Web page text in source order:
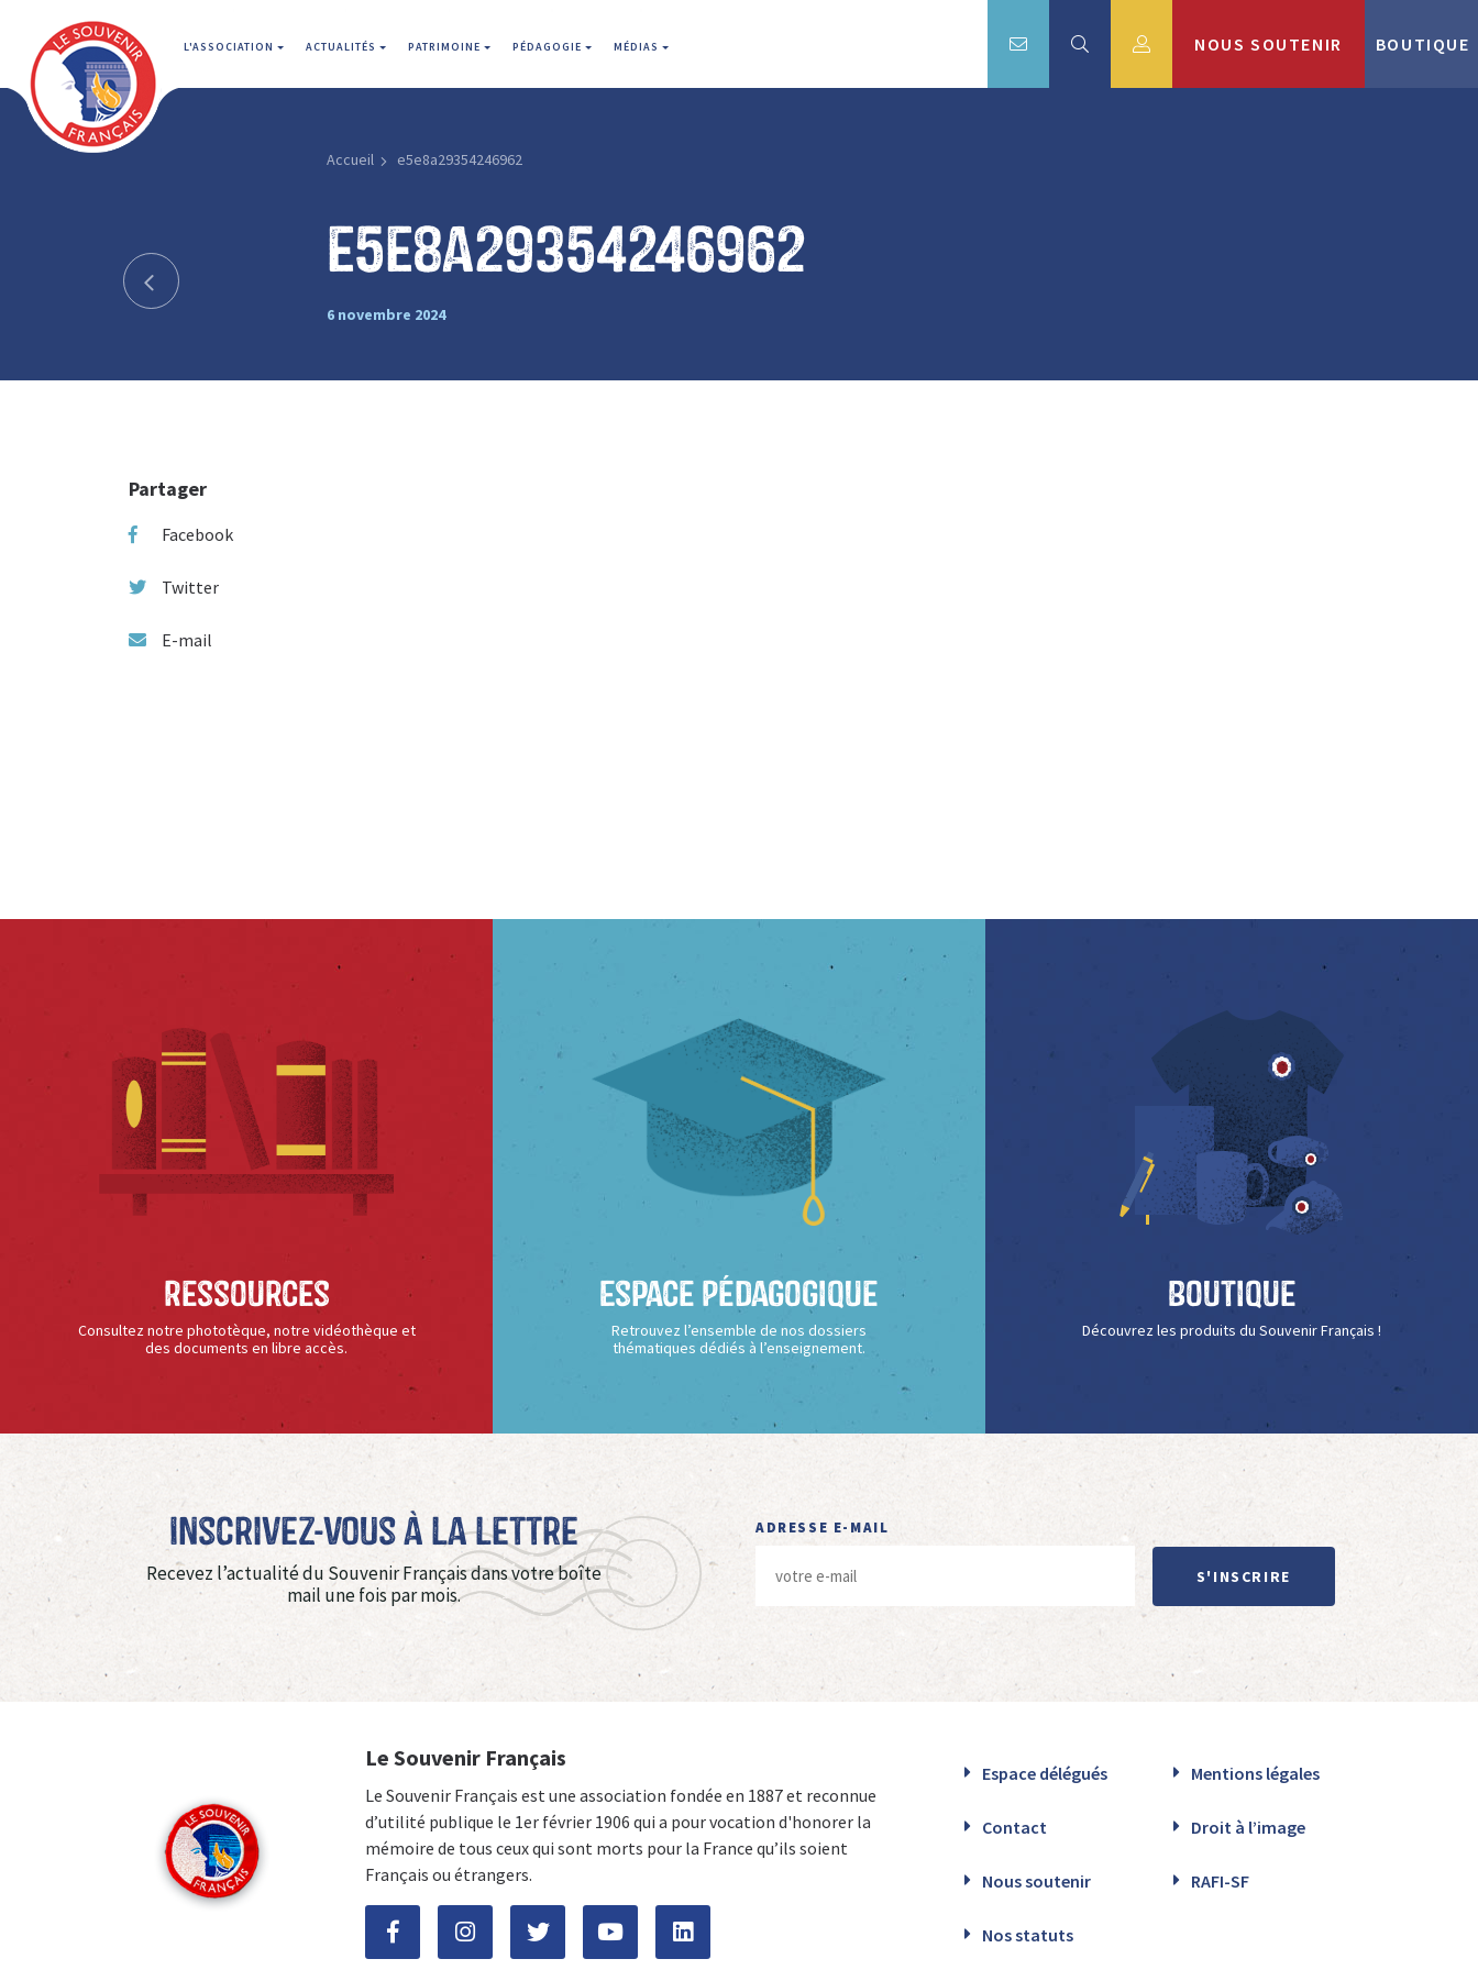
L'ASSOCIATION ACTUALITÉS PATRIMOINE PÉDAGOGIE MÉDIAS NOUS SOUTENIR BOUTIQUE
Accueil e5e8a29354246962
e5e8a29354246962
6 novembre 2024
Partager
Facebook
Twitter
E-mail
Ressources
Consultez notre phototèque, notre vidéothèque et
des documents en libre accès.
Espace Pédagogique
Retrouvez l’ensemble de nos dossiers
thématiques dédiés à l’enseignement.
Boutique
Découvrez les produits du Souvenir Français !
Inscrivez-vous à La Lettre
Recevez l’actualité du Souvenir Français dans votre boîte
mail une fois par mois.
ADRESSE E-MAIL
S'INSCRIRE
Le Souvenir Français
Le Souvenir Français est une association fondée en 1887 et reconnue
d’utilité publique le 1er février 1906 qui a pour vocation d'honorer la
mémoire de tous ceux qui sont morts pour la France qu’ils soient
Français ou étrangers.
Espace délégués Mentions légales
Contact Droit à l’image
Nous soutenir RAFI-SF
Nos statuts